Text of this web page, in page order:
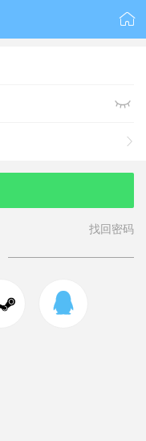



找回密码
